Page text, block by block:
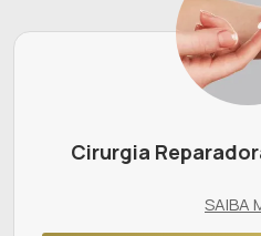
Cirurgia
SAIBA